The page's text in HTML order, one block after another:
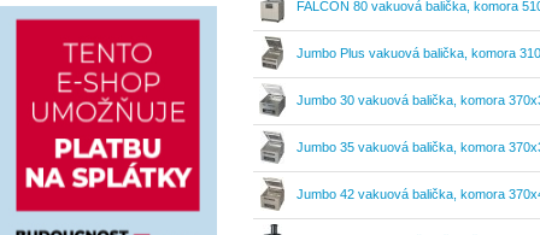
FALCON 80 vakuová balička, komora
Jumbo Plus vakuová balička, komora
Jumbo 30 vakuová balička, komora
Jumbo 35 vakuová balička, komora
Jumbo 42 vakuová balička, komora